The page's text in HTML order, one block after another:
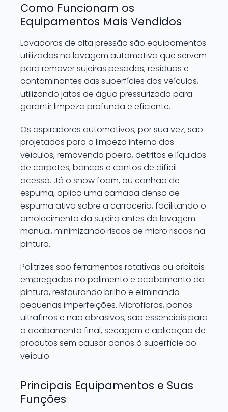
Como Funcionam os
Equipamentos Mais Vendidos
Lavadoras de alta pressão são equipamentos
utilizados na lavagem automotiva que servem
para remover sujeiras pesadas, resíduos e
contaminantes das superfícies dos veículos,
utilizando jatos de água pressurizada para
garantir limpeza profunda e eficiente.
Os aspiradores automotivos, por sua vez, são
projetados para a limpeza interna dos
veículos, removendo poeira, detritos e líquidos
de carpetes, bancos e cantos de difícil
acesso. Já o snow foam, ou canhão de
espuma, aplica uma camada densa de
espuma ativa sobre a carroceria, facilitando o
amolecimento da sujeira antes da lavagem
manual, minimizando riscos de micro riscos na
pintura.
Politrizes são ferramentas rotativas ou orbitais
empregadas no polimento e acabamento da
pintura, restaurando brilho e eliminando
pequenas imperfeições. Microfibras, panos
ultrafinos e não abrasivos, são essenciais para
o acabamento final, secagem e aplicação de
produtos sem causar danos à superfície do
veículo.
Principais Equipamentos e Suas
Funções